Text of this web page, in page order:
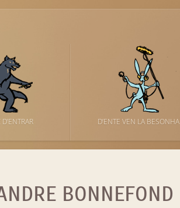
D’ENTE VEN LA BESONHA
BONNEFOND